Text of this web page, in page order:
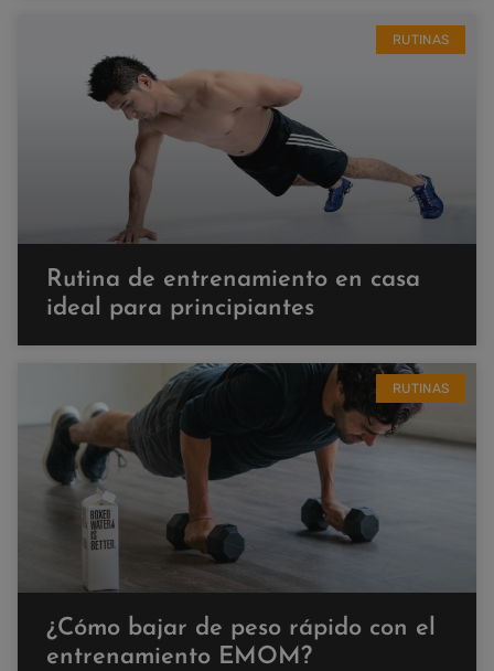
RUTINAS
Rutina de entrenamiento en casa
ideal para principiantes
RUTINAS
¿Cómo bajar de peso rápido con el
entrenamiento EMOM?